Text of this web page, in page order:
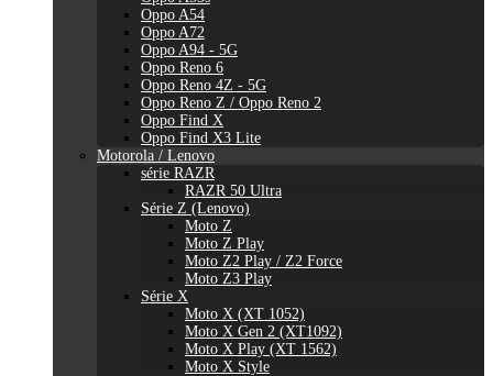
Oppo A54
Oppo A72
Oppo A94 - 5G
Oppo Reno 6
Oppo Reno 4Z - 5G
Oppo Reno Z / Oppo Reno 2
Oppo Find X
Oppo Find X3 Lite
Motorola / Lenovo
série RAZR
RAZR 50 Ultra
Série Z (Lenovo)
Moto Z
Moto Z Play
Moto Z2 Play / Z2 Force
Moto Z3 Play
Série X
Moto X (XT 1052)
Moto X Gen 2 (XT1092)
Moto X Play (XT 1562)
Moto X Style